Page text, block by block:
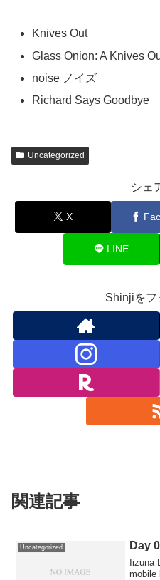
Knives Out
Glass Onion: A Knives
noise ノイズ
Richard Says Goodbye
Uncategorized
シェ
X
LINE
Shinjiをフ
関連記事
Uncategorized Day
Iizuna
mobile